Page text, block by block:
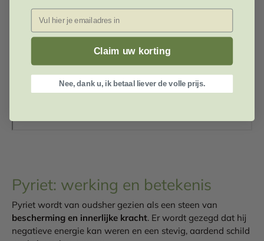
Pyriet: werking en betekenis
Pyriet wordt van oudsher gezien als een steen van
bescherming en innerlijke kracht. Er wordt gezegd dat hij
negatieve energie kan weren en een stevig, aardend schild
Enter
Claim uw korting
Nee, dank u, ik betaal liever de volle prijs.